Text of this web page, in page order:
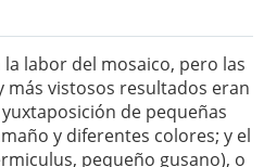
labor del mosaico, pero las
más vistosos resultados eran
de pequeñas
y diferentes colores; y el
pequeño gusano), o